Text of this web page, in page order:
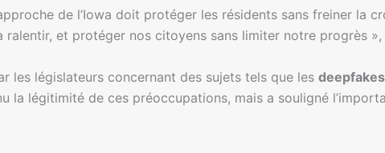
de l’Iowa doit protéger les résidents sans freiner la
ralentir, et protéger nos citoyens sans limiter notre progrès
les législateurs concernant des sujets tels que les deepfakes
la légitimité de ces préoccupations, mais a souligné